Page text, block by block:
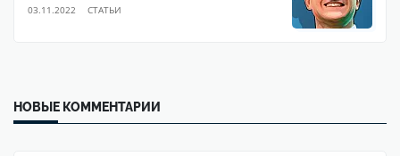
03.11.2022 CТАТЬИ
НОВЫЕ КОММЕНТАРИИ